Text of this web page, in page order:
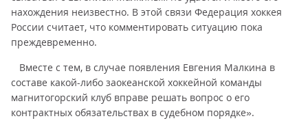
нахождения неизвестно. В этой связи Федерация хоккея
России считает, что комментировать ситуацию пока
преждевременно.
Вместе с тем, в случае появления Евгения Малкина в
составе какой-либо заокеанской хоккейной команды
магнитогорский клуб вправе решать вопрос о его
контрактных обязательствах в судебном порядке».